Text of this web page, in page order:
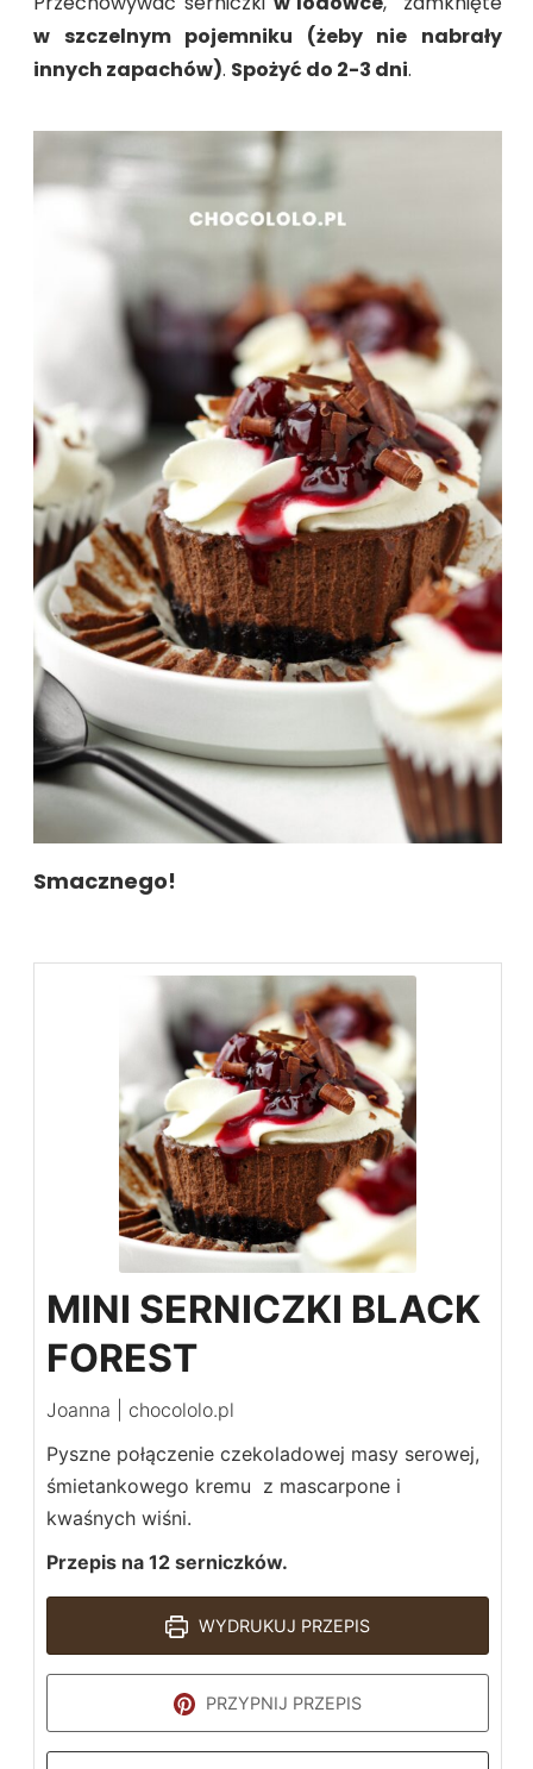
w szczelnym pojemniku (żeby nie nabrały
innych zapachów). Spożyć do 2-3 dni.
Smacznego!
MINI SERNICZKI BLACK
FOREST
Joanna | chocololo.pl
Pyszne połączenie czekoladowej masy serowej,
śmietankowego kremu z mascarpone i
kwaśnych wiśni.
Przepis na 12 serniczków.
WYDRUKUJ PRZEPIS
PRZYPNIJ PRZEPIS